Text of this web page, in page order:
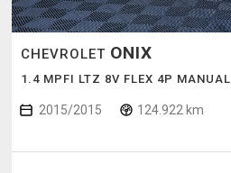
CHEVROLET ONIX
1.4 MPFI LTZ 8V FLEX 4P MANUAL
2015/2015 124.922 km